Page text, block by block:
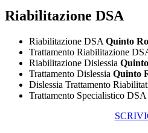
Riabilitazione DSA
Riabilitazione DSA Quinto
Trattamento Riabilitazione
Riabilitazione Dislessia
Trattamento Dislessia Quinto
Dislessia Trattamento
Trattamento Specialistico DSA